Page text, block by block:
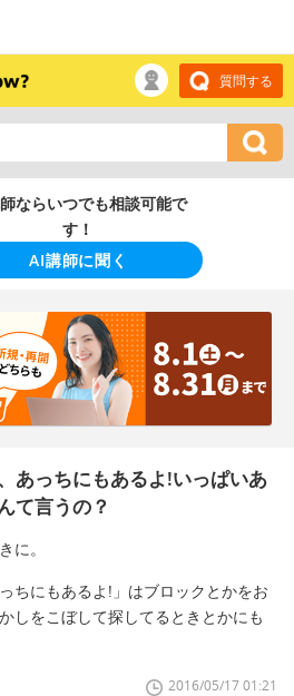
質問する
ならいつでも相談可能で
す！
AI講師に聞く
あっちにもあるよ!いっぱいあ
て言うの？
に。
ちにもあるよ!」はブロックとかをお
しをこぼして探してるときとかにも
2016/05/17 01:21